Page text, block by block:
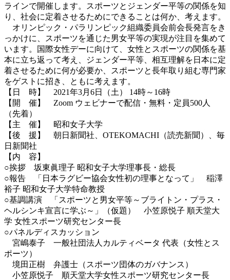
ラインで開催します。スポーツとジェンダー平等の関係を知
り、社会に定着させるためにできることは何か、考えます。
オリンピック・パラリンピック組織委員会前会長発言をき
っかけに、スポーツを通じた男女平等の実現が注目を集めて
います。国際女性デーに向けて、女性とスポーツの関係を基
本に立ち返って考え、ジェンダー平等、相互理解を日本に定
着させるために何が必要か、スポーツと長年取り組む専門家
をゲストに招き、ともに考えます。
【日 時】 2021年3月6日（土） 14時～16時
【開 催】 Zoom ウェビナーで配信・無料・定員500人
（先着）
【主 催】 昭和女子大学
【後 援】 朝日新聞社、OTEKOMACHI（読売新聞）、毎
日新聞社
【内 容】
○挨拶 坂東眞理子 昭和女子大学理事長・総長
○報告 「日本ラグビー協会女性初の理事となって」 稲澤
裕子 昭和女子大学特命教授
○基調講演 「スポーツと男女平等～ブライトン・プラス・
ヘルシンキ宣言に学ぶ～」（仮題） 小笠原悦子 順天堂大
学 女性スポーツ研究センター長
○パネルディスカッション
宮嶋泰子 一般社団法人カルティベータ 代表（女性とス
ポーツ）
境田正樹 弁護士（スポーツ団体のガバナンス）
小笠原悦子 順天堂大学女性スポーツ研究センター長